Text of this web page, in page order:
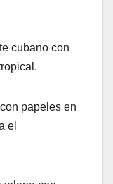
cubano con
papeles en
el